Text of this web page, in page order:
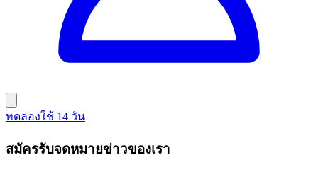
ทดลองใช้ 14 วัน
สมัครรับจดหมายข่าวของเรา